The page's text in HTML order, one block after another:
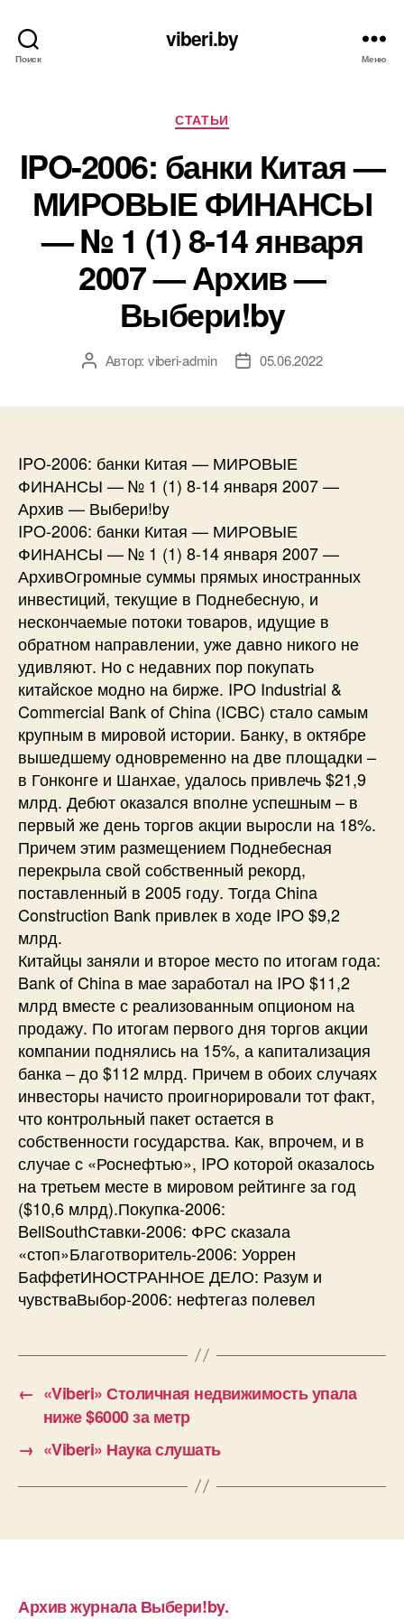
Поиск
viberi.by
Меню
Рубрики
СТАТЬИ
IPO-2006: банки Китая —
МИРОВЫЕ ФИНАНСЫ
— № 1 (1) 8-14 января
2007 — Архив —
Выбери!by
АвторАвтор: viberi-admin
Дата05.06.2022
IPO-2006: банки Китая — МИРОВЫЕ
ФИНАНСЫ — № 1 (1) 8-14 января 2007 —
Архив — Выбери!by
IPO-2006: банки Китая — МИРОВЫЕ
ФИНАНСЫ — № 1 (1) 8-14 января 2007 —
АрхивОгромные суммы прямых иностранных
инвестиций, текущие в Поднебесную, и
нескончаемые потоки товаров, идущие в
обратном направлении, уже давно никого не
удивляют. Но с недавних пор покупать
китайское модно на бирже. IPO Industrial &
Commercial Bank of China (ICBC) стало самым
крупным в мировой истории. Банку, в октябре
вышедшему одновременно на две площадки –
в Гонконге и Шанхае, удалось привлечь $21,9
млрд. Дебют оказался вполне успешным – в
первый же день торгов акции выросли на 18%.
Причем этим размещением Поднебесная
перекрыла свой собственный рекорд,
поставленный в 2005 году. Тогда China
Construction Bank привлек в ходе IPO $9,2
млрд.
Китайцы заняли и второе место по итогам года:
Bank of China в мае заработал на IPO $11,2
млрд вместе с реализованным опционом на
продажу. По итогам первого дня торгов акции
компании поднялись на 15%, а капитализация
банка – до $112 млрд. Причем в обоих случаях
инвесторы начисто проигнорировали тот факт,
что контрольный пакет остается в
собственности государства. Как, впрочем, и в
случае с «Роснефтью», IPO которой оказалось
на третьем месте в мировом рейтинге за год
($10,6 млрд).Покупка-2006:
BellSouthСтавки-2006: ФРС сказала
«стоп»Благотворитель-2006: Уоррен
БаффетИНОСТРАННОЕ ДЕЛО: Разум и
чувстваВыбор-2006: нефтегаз полевел
← «Viberi» Столичная недвижимость упала
ниже $6000 за метр
→ «Viberi» Наука слушать
Архив журнала Выбери!by.